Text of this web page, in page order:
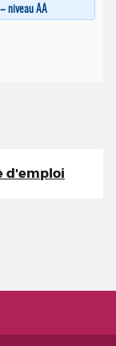
niveau AA
d'emploi